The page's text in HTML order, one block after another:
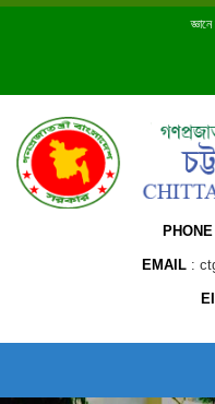
Skip
PHONE
EMAIL